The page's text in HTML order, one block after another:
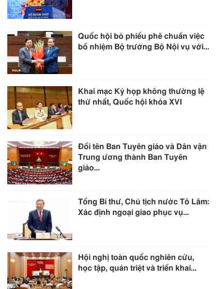
Quốc hội bỏ phiếu phê chuẩn việc
bổ nhiệm Bộ trưởng Bộ Nội vụ với...
Khai mạc Kỳ họp không thường lệ
thứ nhất, Quốc hội khóa XVI
Đổi tên Ban Tuyên giáo và Dân vận
Trung ương thành Ban Tuyên
giáo...
Tổng Bí thư, Chủ tịch nước Tô Lâm:
Xác định ngoại giao phục vụ...
Hội nghị toàn quốc nghiên cứu,
học tập, quán triệt và triển khai...